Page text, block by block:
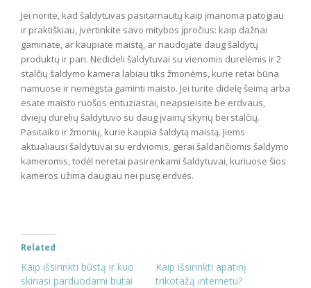
Jei norite, kad šaldytuvas pasitarnautų kaip įmanoma patogiau
ir praktiškiau, įvertinkite savo mitybos įpročius: kaip dažnai
gaminate, ar kaupiate maistą, ar naudojate daug šaldytų
produktų ir pan. Nedideli šaldytuvai su vienomis durelėmis ir 2
stalčių šaldymo kamera labiau tiks žmonėms, kurie retai būna
namuose ir nemėgsta gaminti maisto. Jei turite didelę šeimą arba
esate maisto ruošos entuziastai, neapsieisite be erdvaus,
dviejų durelių šaldytuvo su daug įvairių skyrių bei stalčių.
Pasitaiko ir žmonių, kurie kaupia šaldytą maistą. Jiems
aktualiausi šaldytuvai su erdviomis, gerai šaldančiomis šaldymo
kameromis, todėl neretai pasirenkami šaldytuvai, kuriuose šios
kameros užima daugiau nei pusę erdvės.
Related
Kaip išsirinkti būstą ir kuo
skiriasi parduodami butai
Kaip išsirinkti apatinį
trikotažą internetu?